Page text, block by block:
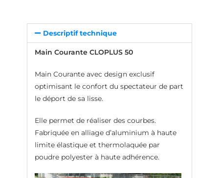
Descriptif technique
Main Courante CLOPLUS 50
Main Courante avec design exclusif
optimisant le confort du spectateur de part
le déport de sa lisse.
Elle permet de réaliser des courbes.
Fabriquée en alliage d’aluminium à haute
limite élastique et thermolaquée par
poudre polyester à haute adhérence.